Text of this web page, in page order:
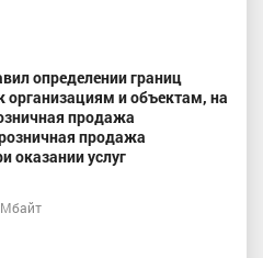
определении границ
организациям и объектам, на
продажа
продажа
оказании услуг